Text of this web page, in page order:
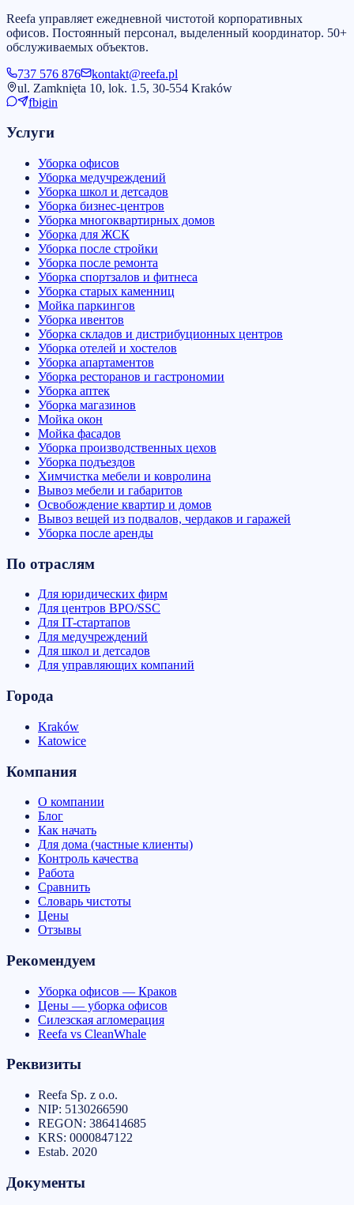
Reefa управляет ежедневной чистотой корпоративных
офисов. Постоянный персонал, выделенный координатор. 50+
обслуживаемых объектов.
737 576 876
kontakt@reefa.pl
ul. Zamknięta 10, lok. 1.5, 30-554 Kraków
fbigin
Услуги
Уборка офисов
Уборка медучреждений
Уборка школ и детсадов
Уборка бизнес-центров
Уборка многоквартирных домов
Уборка для ЖСК
Уборка после стройки
Уборка после ремонта
Уборка спортзалов и фитнеса
Уборка старых каменниц
Мойка паркингов
Уборка ивентов
Уборка складов и дистрибуционных центров
Уборка отелей и хостелов
Уборка апартаментов
Уборка ресторанов и гастрономии
Уборка аптек
Уборка магазинов
Мойка окон
Мойка фасадов
Уборка производственных цехов
Уборка подъездов
Химчистка мебели и ковролина
Вывоз мебели и габаритов
Освобождение квартир и домов
Вывоз вещей из подвалов, чердаков и гаражей
Уборка после аренды
По отраслям
Для юридических фирм
Для центров BPO/SSC
Для IT-стартапов
Для медучреждений
Для школ и детсадов
Для управляющих компаний
Города
Kraków
Katowice
Компания
О компании
Блог
Как начать
Для дома (частные клиенты)
Контроль качества
Работа
Сравнить
Словарь чистоты
Цены
Отзывы
Рекомендуем
Уборка офисов — Краков
Цены — уборка офисов
Силезская агломерация
Reefa vs CleanWhale
Реквизиты
Reefa Sp. z o.o.
NIP: 5130266590
REGON: 386414685
KRS: 0000847122
Estab. 2020
Документы